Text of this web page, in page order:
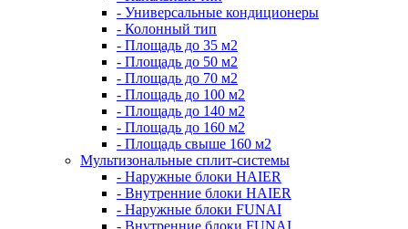
- Универсальные кондиционеры
- Колонный тип
- Площадь до 35 м2
- Площадь до 50 м2
- Площадь до 70 м2
- Площадь до 100 м2
- Площадь до 140 м2
- Площадь до 160 м2
- Площадь свыше 160 м2
Мультизональные сплит-системы
- Наружные блоки HAIER
- Внутренние блоки HAIER
- Hаружные блоки FUNAI
- Внутренние блоки FUNAI